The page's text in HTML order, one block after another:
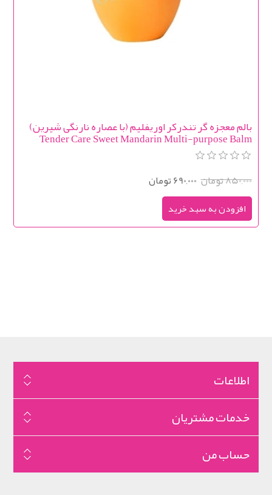
بالم معجزه گر تندرکر اوریفلیم (با عصاره نارنگی شیرین)
Tender Care Sweet Mandarin Multi-purpose Balm
850,000 تومان 690,000 تومان
اطلاعات
خدمات مشتریان
حساب من